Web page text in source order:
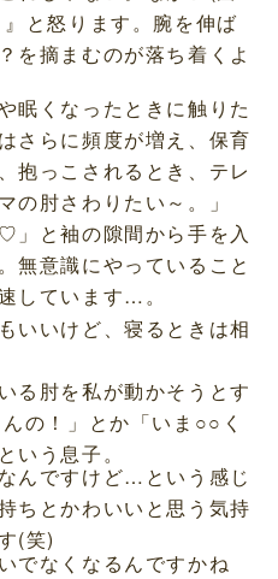
と怒ります。腕を伸ば
を摘まむのが落ち着くよ
眠くなったときに触りた
さらに頻度が増え、保育
抱っこされるとき、テレ
肘さわりたい～。」
」と袖の隙間から手を入
無意識にやっていること
しています…。
いいけど、寝るときは相
る肘を私が動かそうとす
の！」とか「いま○○く
いう息子。
んですけど…という感じ
ちとかわいいと思う気持
(笑)
でなくなるんですかね